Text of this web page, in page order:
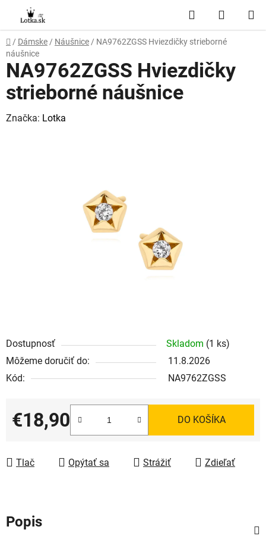
obsah
Hľadať
KOŠÍK
Domov
/ Dámske / Náušnice / NA9762ZGSS Hviezdičky strieborné
náušnice
Dostupnosť Skladom (1 ks)
Môžeme doručiť do:
11.8.2026
Kód:
NA9762ZGSS
€18,90
Jednotková cena:
DO KOŠÍKA
Tlač Opýtať sa Strážiť Zdieľať
NA9762ZGSS Hviezdičky
strieborné náušnice
Značka: Lotka
Popis